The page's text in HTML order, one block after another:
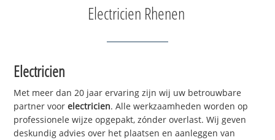
Electricien Rhenen
Electricien
Met meer dan 20 jaar ervaring zijn wij uw betrouwbare
partner voorelectricien. Alle werkzaamheden worden op
professionele wijze opgepakt, zónder overlast. Wij geven
deskundig advies over het plaatsen en aanleggen van